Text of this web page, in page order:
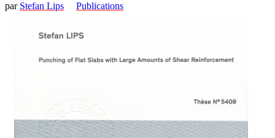
par Stefan Lips Publications